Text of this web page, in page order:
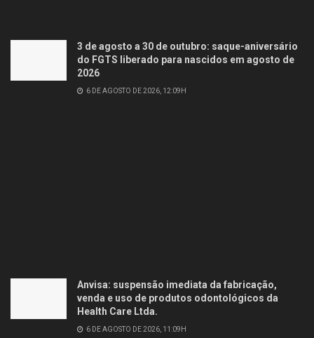
3 de agosto a 30 de outubro: saque-aniversário
do FGTS liberado para nascidos em agosto de
2026
6 DE AGOSTO DE 2026, 12:09H
Anvisa: suspensão imediata da fabricação,
venda e uso de produtos odontológicos da
Health Care Ltda.
6 DE AGOSTO DE 2026, 11:09H